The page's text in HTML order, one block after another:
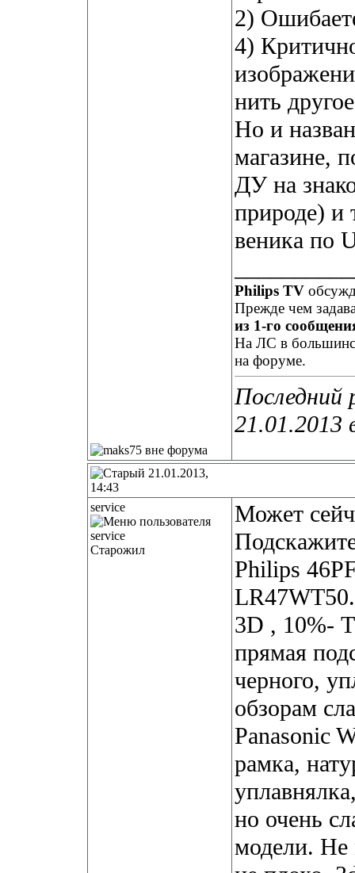
2)
4)
нить
Но и
магазине,
ДУ на
природе) и
веника по
Philips TV
Прежде чем
из 1-го
На ЛС в
на форуме.
Последний
21.01.2013
21.01.2013,
14:43
service
Старожил
Может
Philips
3D , 10%-
прямая
черного,
обзорам
Panasonic
рамка,
но очень
модели. Не